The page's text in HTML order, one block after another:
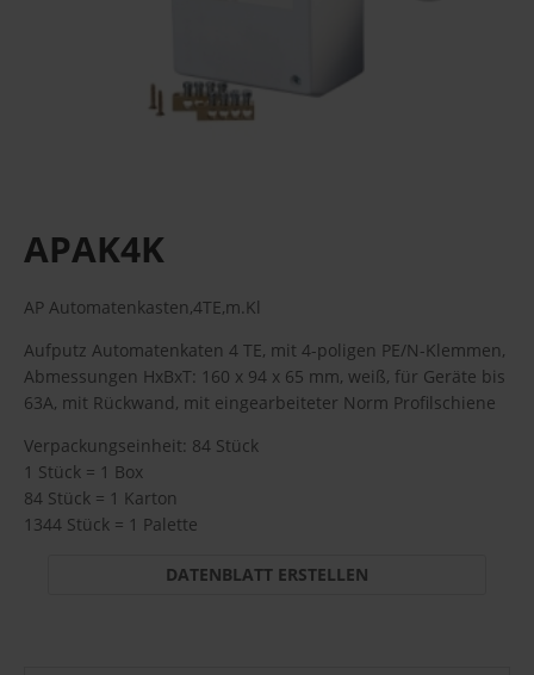
APAK4K
AP Automatenkasten,4TE,m.Kl
Aufputz Automatenkaten 4 TE, mit 4-poligen PE/N-Klemmen,
Abmessungen HxBxT: 160 x 94 x 65 mm, weiß, für Geräte bis
63A, mit Rückwand, mit eingearbeiteter Norm Profilschiene
Verpackungseinheit: 84 Stück
1 Stück = 1 Box
84 Stück = 1 Karton
1344 Stück = 1 Palette
DATENBLATT ERSTELLEN